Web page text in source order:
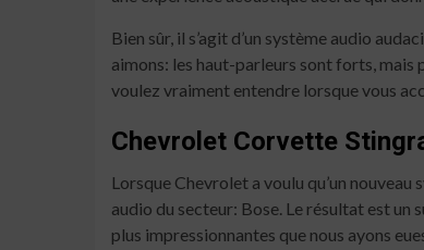
Bien sûr, il s’agit d’un système audio
aimons: les haut-parleurs sont forts, mais
voulez vraiment entendre lorsque vous
Chevrolet Corvette
Lorsque Chevrolet a voulu qu’un
audio du secteur: Bose. Le résultat est un
plus impressionnantes que nous ayons